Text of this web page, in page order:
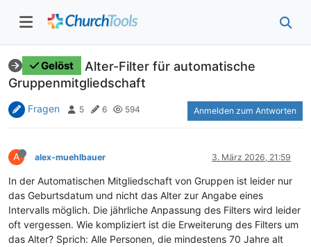
Gelöst
Alter-Filter für automatische
Gruppenmitgliedschaft
Fragen 5 6 594 Anmelden zum Antworten
A alex-muehlbauer 3. März 2026, 21:59
In der Automatischen Mitgliedschaft von Gruppen ist leider nur
das Geburtsdatum und nicht das Alter zur Angabe eines
Intervalls möglich. Die jährliche Anpassung des Filters wird leider
oft vergessen. Wie kompliziert ist die Erweiterung des Filters um
das Alter? Sprich: Alle Personen, die mindestens 70 Jahre alt